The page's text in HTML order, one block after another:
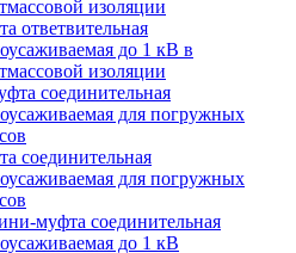
ответвительная
до 1 кВ в
изоляции
соединительная
для погружных